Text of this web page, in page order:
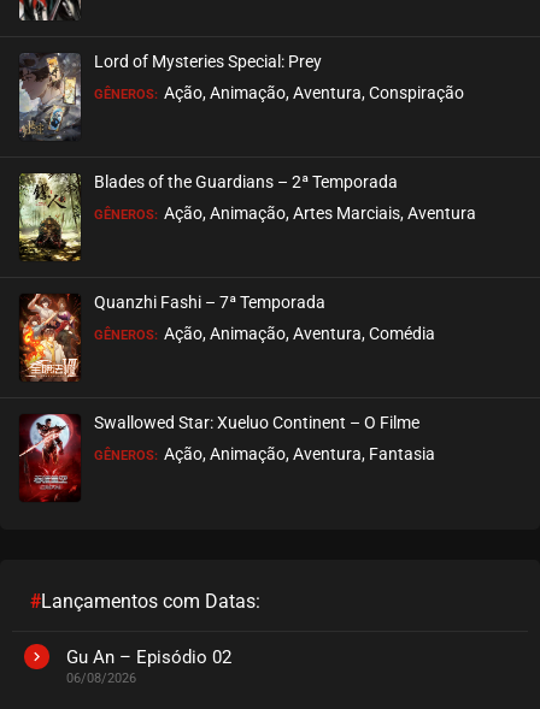
EPISÓDIO 14
EPISÓDIO 13
EPISÓDIO 12
EPISÓDIO 11
agosto 30, 2020
Lord of Mysteries Special: Prey
GÊNEROS: Ação, Animação, Aventura, Conspiração
Blades of the Guardians – 2ª Temporada
GÊNEROS: Ação, Animação, Artes Marciais, Aventura
Quanzhi Fashi – 7ª Temporada
GÊNEROS: Ação, Animação, Aventura, Comédia
Swallowed Star: Xueluo Continent – O Filme
GÊNEROS: Ação, Animação, Aventura, Fantasia
#Lançamentos com Datas:
Gu An – Episódio 02
06/08/2026